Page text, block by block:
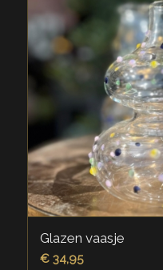
Glazen vaasje
€34,95